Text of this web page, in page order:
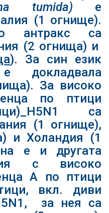
tumida) е
(1 огнище).
антракс са
(2 огнища) и
). За син език
докладвала
За високо
по птици
са
(1 огнище),
и Холандия (1
е и другата
с високо
А по птици
вкл. диви
за нея са